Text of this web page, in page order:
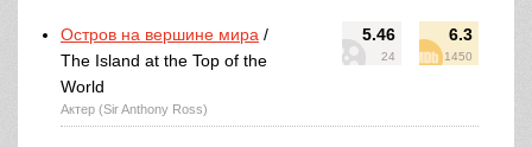
5.46
24
6.3
1450
Остров на вершине мира /
The Island at the Top of the
World
Актер (Sir Anthony Ross)